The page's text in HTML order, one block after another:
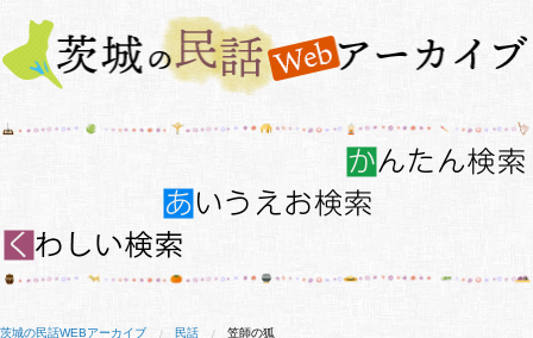
茨城の民話WEBアーカイブ 民話 笠師の狐